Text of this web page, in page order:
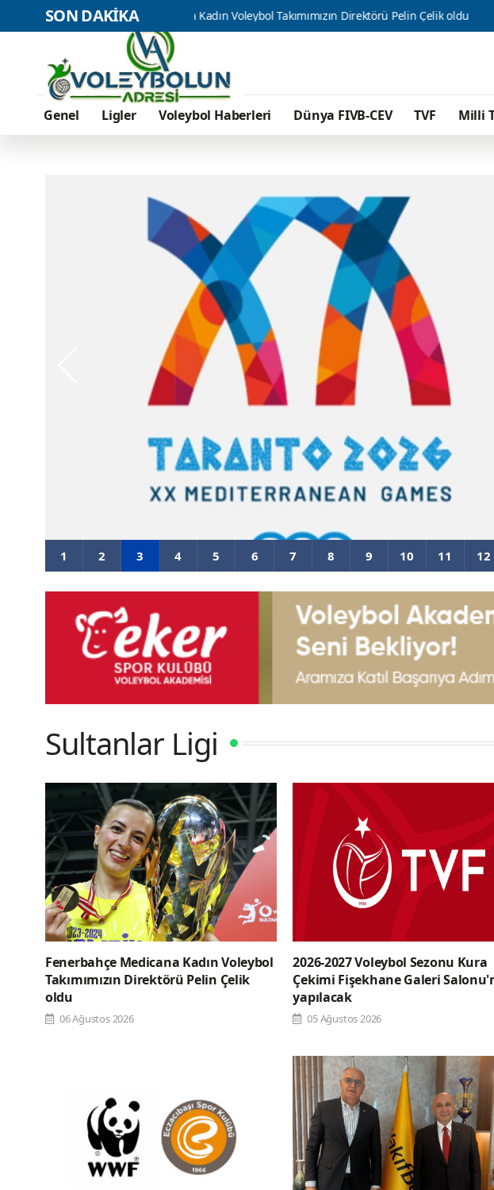
SON DAKİKA
Medicana Kadın Voleybol Takımımızın Direktörü Pelin Çelik oldu Gloria Ailesi,
Genel Ligler Voleybol Haberleri Dünya FIVB-CEV TVF Milli
2026 Akdeniz Oyunları'ndaki Rakiplerimiz Belli
Sultanlar Ligi
Fenerbahçe Medicana Kadın Voleybol
Takımımızın Direktörü Pelin Çelik
oldu
06 Ağustos 2026
2026-2027 Voleybol Sezonu Kura
Çekimi Fişekhane Galeri
yapılacak
05 Ağustos 2026